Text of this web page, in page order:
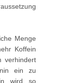
Menge
Koffein
verhindert
ein zu
wird so